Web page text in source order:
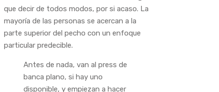
que decir de todos modos, por si acaso. La
mayoría de las personas se acercan a la
parte superior del pecho con un enfoque
particular predecible.
Antes de nada, van al press de
banca plano, si hay uno
disponible, y empiezan a hacer